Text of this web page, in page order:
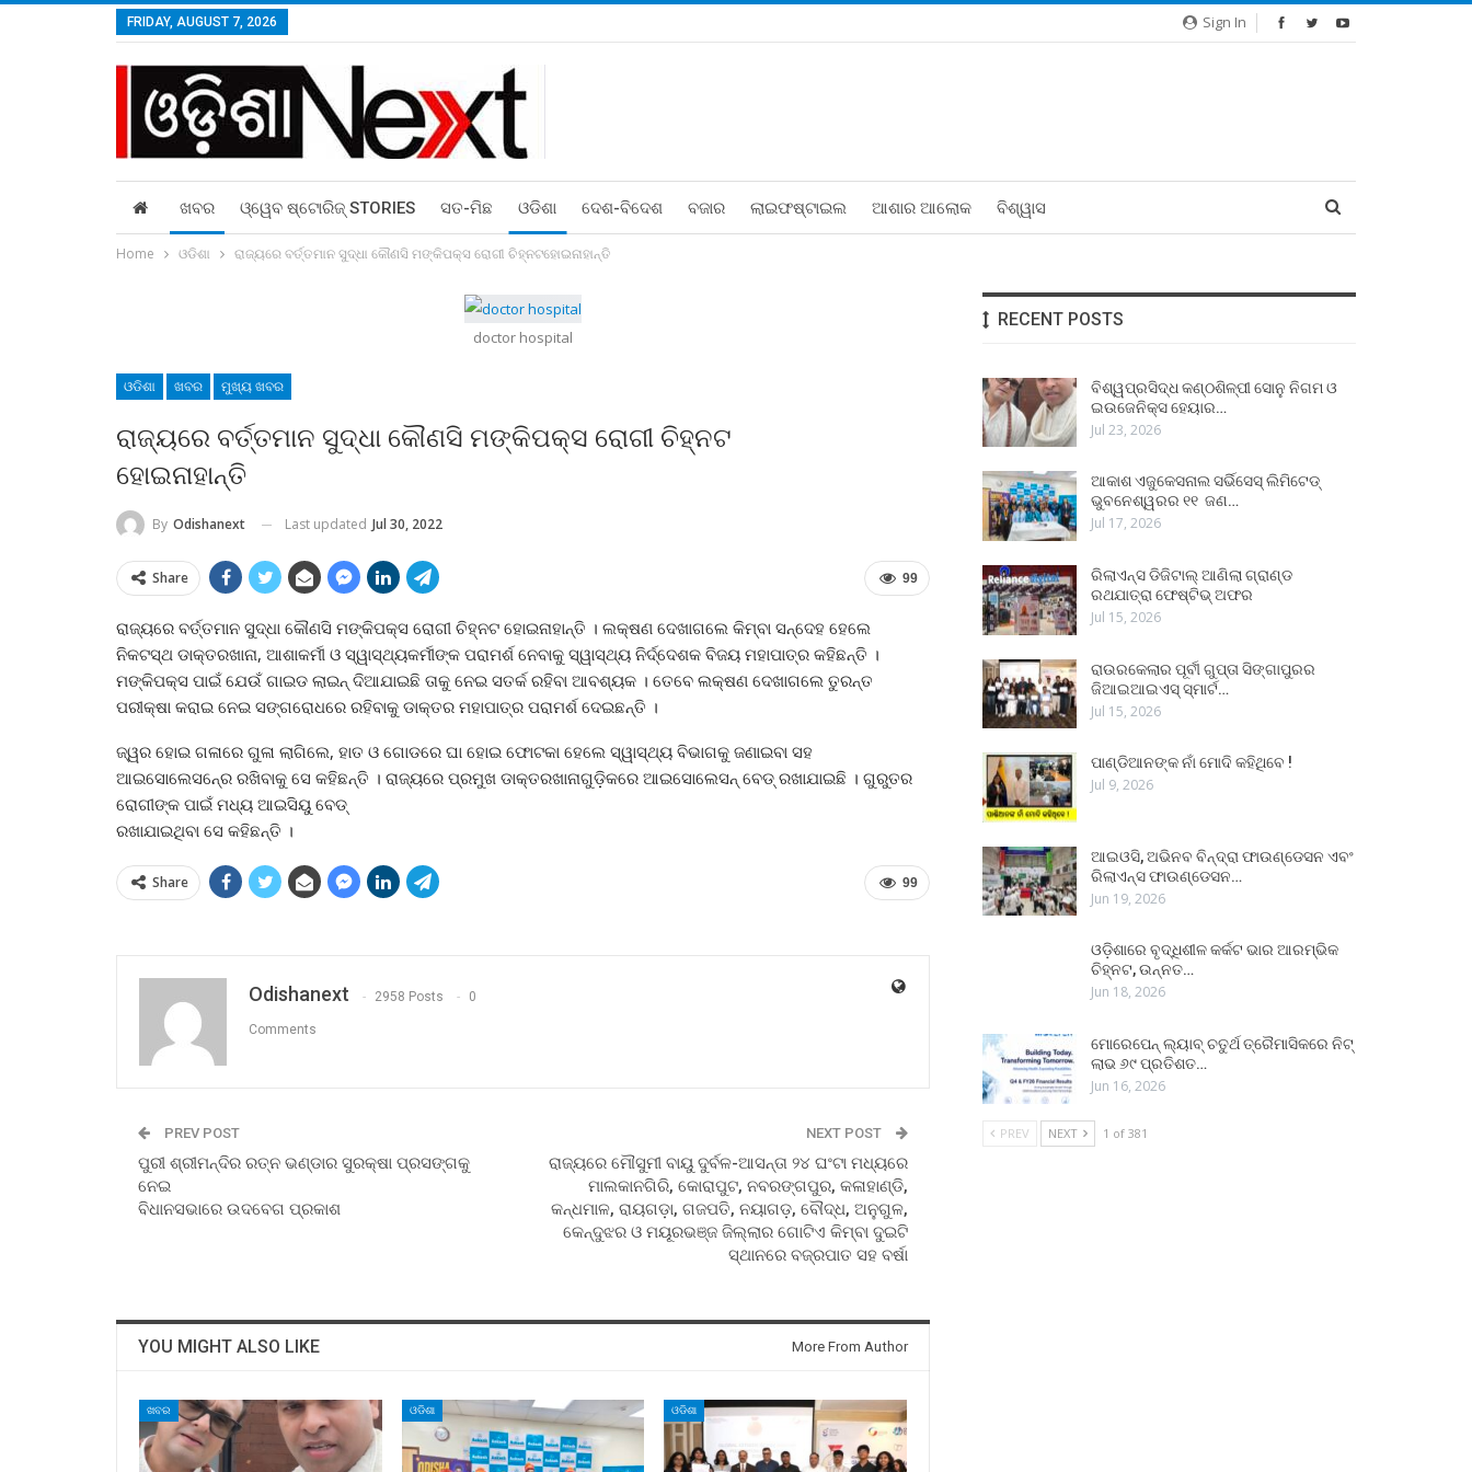
Sign In
FRIDAY, AUGUST 7, 2026
ଖବର ଓ୍ୱେବ ଷ୍ଟୋରିଜ୍‌ STORIES ସତ-ମିଛ ଓଡିଶା ଦେଶ-ବିଦେଶ ବଜାର ଲାଇଫଷ୍ଟାଇଲ ଆଶାର ଆଲୋକ ବିଶ୍ୱାସ
Home ଓଡିଶା ରାଜ୍ୟରେ ବର୍ତ୍ତମାନ ସୁଦ୍ଧା କୌଣସି ମଙ୍କିପକ୍ସ ରୋଗୀ ଚିହ୍ନଟହୋଇନାହାନ୍ତି
doctor hospital
ଓଡିଶା ଖବର ମୁଖ୍ୟ ଖବର
ରାଜ୍ୟରେ ବର୍ତ୍ତମାନ ସୁଦ୍ଧା କୌଣସି ମଙ୍କିପକ୍ସ ରୋଗୀ ଚିହ୍ନଟ
ହୋଇନାହାନ୍ତି
By Odishanext Last updated Jul 30, 2022
99
Share
ରାଜ୍ୟରେ ବର୍ତ୍ତମାନ ସୁଦ୍ଧା କୌଣସି ମଙ୍କିପକ୍ସ ରୋଗୀ ଚିହ୍ନଟ ହୋଇନାହାନ୍ତି । ଲକ୍ଷଣ ଦେଖାଗଲେ କିମ୍ବା ସନ୍ଦେହ ହେଲେ
ନିକଟସ୍ଥ ଡାକ୍ତରଖାନା, ଆଶାକର୍ମୀ ଓ ସ୍ୱାସ୍ଥ୍ୟକର୍ମୀଙ୍କ ପରାମର୍ଶ ନେବାକୁ ସ୍ୱାସ୍ଥ୍ୟ ନିର୍ଦ୍ଦେଶକ ବିଜୟ ମହାପାତ୍ର କହିଛନ୍ତି ।
ମଙ୍କିପକ୍ସ ପାଇଁ ଯେଉଁ ଗାଇଡ ଲାଇନ୍‌ ଦିଆଯାଇଛି ତାକୁ ନେଇ ସତର୍କ ରହିବା ଆବଶ୍ୟକ । ତେବେ ଲକ୍ଷଣ ଦେଖାଗଲେ ତୁରନ୍ତ
ପରୀକ୍ଷା କରାଇ ନେଇ ସଙ୍ଗରୋଧରେ ରହିବାକୁ ଡାକ୍ତର ମହାପାତ୍ର ପରାମର୍ଶ ଦେଇଛନ୍ତି ।
ଜ୍ୱର ହୋଇ ଗଳାରେ ଗୁଳା ଲାଗିଲେ, ହାତ ଓ ଗୋଡରେ ଘା ହୋଇ ଫୋଟକା ହେଲେ ସ୍ୱାସ୍ଥ୍ୟ ବିଭାଗକୁ ଜଣାଇବା ସହ
ଆଇସୋଲେସନ୍‍ରେ ରଖିବାକୁ ସେ କହିଛନ୍ତି । ରାଜ୍ୟରେ ପ୍ରମୁଖ ଡାକ୍ତରଖାନାଗୁଡ଼ିକରେ ଆଇସୋଲେସନ୍‍ ବେଡ୍‍ ରଖାଯାଇଛି । ଗୁରୁତର
ରୋଗୀଙ୍କ ପାଇଁ ମଧ୍ୟ ଆଇସିୟୁ ବେଡ୍‍
ରଖାଯାଇଥିବା ସେ କହିଛନ୍ତି ।
99
Share
Odishanext 2958 Posts 0
Comments
PREV POST
ପୁରୀ ଶ୍ରୀମନ୍ଦିର ରତ୍ନ ଭଣ୍ଡାର ସୁରକ୍ଷା ପ୍ରସଙ୍ଗକୁ
ନେଇ
ବିଧାନସଭାରେ ଉଦବେଗ ପ୍ରକାଶ
NEXT POST
ରାଜ୍ୟରେ ମୌସୁମୀ ବାୟୁ ଦୁର୍ବଳ-ଆସନ୍ତା ୨୪ ଘଂଟା ମଧ୍ୟରେ
ମାଲକାନଗିରି, କୋରାପୁଟ, ନବରଙ୍ଗପୁର, କଳାହାଣ୍ଡି,
କନ୍ଧମାଳ, ରାୟଗଡ଼ା, ଗଜପତି, ନୟାଗଡ଼, ବୌଦ୍ଧ, ଅନୁଗୁଳ,
କେନ୍ଦୁଝର ଓ ମୟୂରଭଞ୍ଜ ଜିଲ୍ଲାର ଗୋଟିଏ କିମ୍ବା ଦୁଇଟି
ସ୍ଥାନରେ ବଜ୍ରପାତ ସହ ବର୍ଷା
YOU MIGHT ALSO LIKE More From Author
ଖବର ଓଡିଶା ଓଡିଶା
RECENT POSTS
ବିଶ୍ୱପ୍ରସିଦ୍ଧ କଣ୍ଠଶିଳ୍ପୀ ସୋନୁ ନିଗମ ଓ
ଇଉଜେନିକ୍ସ ହେୟାର…
Jul 23, 2026
ଆକାଶ ଏଜୁକେସନାଲ ସର୍ଭିସେସ୍ ଲିମିଟେଡ୍
ଭୁବନେଶ୍ୱରର ୧୧ ଜଣ…
Jul 17, 2026
ରିଲାଏନ୍ସ ଡିଜିଟାଲ୍ ଆଣିଲା ଗ୍ରାଣ୍ଡ
ରଥଯାତ୍ରା ଫେଷ୍ଟିଭ୍ ଅଫର
Jul 15, 2026
ରାଉରକେଲାର ପୂର୍ବୀ ଗୁପ୍ତା ସିଙ୍ଗାପୁରର
ଜିଆଇଆଇଏସ୍ ସ୍ମାର୍ଟ…
Jul 15, 2026
ପାଣ୍ଡିଆନଙ୍କ ନାଁ ମୋଦି କହିଥିବେ !
Jul 9, 2026
ଆଇଓସି, ଅଭିନବ ବିନ୍ଦ୍ରା ଫାଉଣ୍ଡେସନ ଏବଂ
ରିଲାଏନ୍ସ ଫାଉଣ୍ଡେସନ…
Jun 19, 2026
ଓଡ଼ିଶାରେ ବୃଦ୍ଧିଶୀଳ କର୍କଟ ଭାର ଆରମ୍ଭିକ
ଚିହ୍ନଟ, ଉନ୍ନତ…
Jun 18, 2026
ମୋରେପେନ୍ ଲ୍ୟାବ୍ ଚତୁର୍ଥ ତ୍ରୈମାସିକରେ ନିଟ୍
ଲାଭ ୬୯ ପ୍ରତିଶତ…
Jun 16, 2026
PREV NEXT 1 of 381